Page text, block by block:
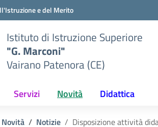
e del Merito
Istituto di Istruzione Superiore
"G. Marconi"
Vairano Patenora (CE)
Servizi Novità Didattica
Novità Notizie Disposizione attività